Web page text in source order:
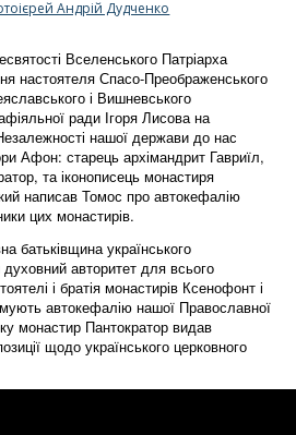
Андрій Дудченко
Вселенського Патріарха
настоятеля Спасо-Преображенського
і Вишневського
ради Ігоря Лисова на
нашої держави до нас
Афон: старець архімандрит Гавриїл,
та іконописець монастиря
написав Томос про автокефалію
цих монастирів.
батьківщина українського
авторитет для всього
і братія монастирів Ксенофонт і
автокефалію нашої Православної
монастир Пантократор видав
щодо українського церковного